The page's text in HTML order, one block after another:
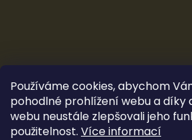
Používáme cookies, abychom
pohodlné prohlížení webu a díky
webu neustále zlepšovali jeho
použitelnost. Více informací